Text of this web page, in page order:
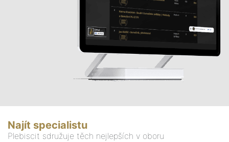
Najít specialistu
Plebiscit sdružuje těch nejlepších v oboru